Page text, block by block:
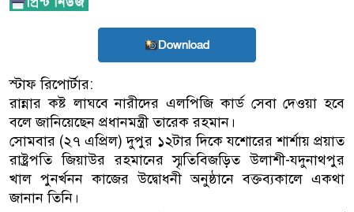
Download
স্টাফ রিপোর্টার:
রান্নার কষ্ট লাঘবে নারীদের এলপিজি কার্ড সেবা দেওয়া হবে
বলে জানিয়েছেন প্রধানমন্ত্রী তারেক রহমান।
সোমবার (২৭ এপ্রিল) দুপুর ১২টার দিকে যশোরের শার্শায় প্রয়াত
রাষ্ট্রপতি জিয়াউর রহমানের স্মৃতিবিজড়িত উলাশী-যদুনাথপুর
খাল পুনর্খনন কাজের উদ্বোধনী অনুষ্ঠানে বক্তব্যকালে একথা
জানান তিনি।